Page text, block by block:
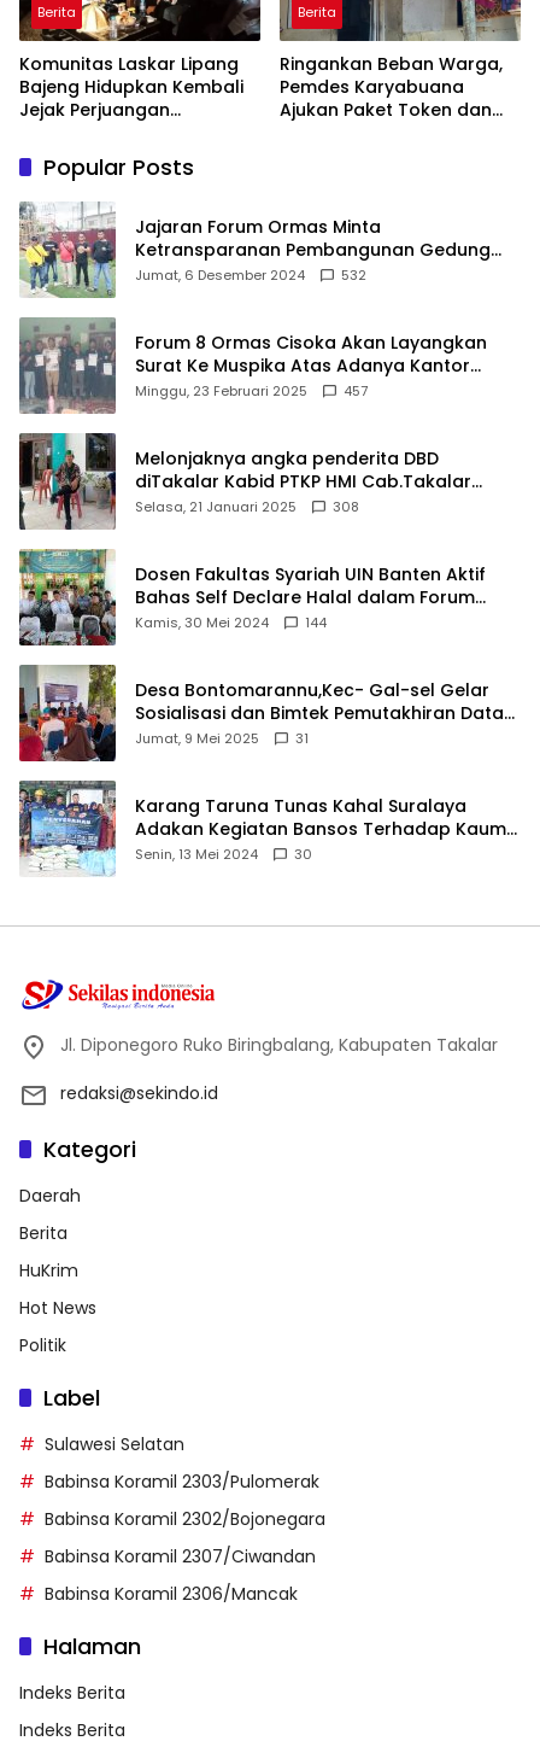
Berita
Komunitas Laskar Lipang
Bajeng Hidupkan Kembali
Jejak Perjuangan
Wabup Takalar: Apresiasi
Bahwa Sejarah Adalah
Warisan yang Tak Ternilai”.
Berita
Ringankan Beban Warga,
Pemdes Karyabuana
Ajukan Paket Token dan
Popular Posts
Jajaran Forum Ormas Minta
Ketransparanan Pembangunan Gedung
Damkar Di Kecamatan Cisoka
Jumat, 6 Desember 2024 532
Forum 8 Ormas Cisoka Akan Layangkan
Surat Ke Muspika Atas Adanya Kantor
Matel di Cisoka
Minggu, 23 Februari 2025 457
Melonjaknya angka penderita DBD
diTakalar Kabid PTKP HMI Cab.Takalar
angkat bicara
Selasa, 21 Januari 2025 308
Dosen Fakultas Syariah UIN Banten Aktif
Bahas Self Declare Halal dalam Forum
Ijtima Ulama MUI
Kamis, 30 Mei 2024 144
Desa Bontomarannu,Kec- Gal-sel Gelar
Sosialisasi dan Bimtek Pemutakhiran Data
ID
Jumat, 9 Mei 2025 31
Karang Taruna Tunas Kahal Suralaya
Adakan Kegiatan Bansos Terhadap Kaum
Dhuafa dan Anak Yatim-Piatu
Senin, 13 Mei 2024 30
Jl. Diponegoro Ruko Biringbalang, Kabupaten Takalar
redaksi@sekindo.id
Kategori
Daerah
Berita
HuKrim
Hot News
Politik
Label
Sulawesi Selatan
Babinsa Koramil 2303/Pulomerak
Babinsa Koramil 2302/Bojonegara
Babinsa Koramil 2307/Ciwandan
Babinsa Koramil 2306/Mancak
Halaman
Indeks Berita
Indeks Berita